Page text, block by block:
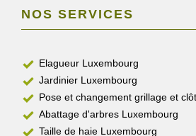
NOS SERVICES
Elagueur Luxembourg
Jardinier Luxembourg
Pose et changement grillage et
Abattage d'arbres Luxembourg
Taille de haie Luxembourg